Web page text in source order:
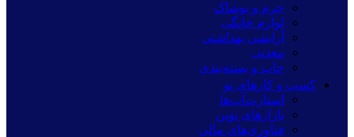
چرم و پوشاک
لوازم خانگی
آرایشی بهداشتی
معدنی
چاپ و بسته‌بندی
کسب و کارهای نو
استارت‌آپ‌ها
بازارهای نوین
فناوری‌های مالی